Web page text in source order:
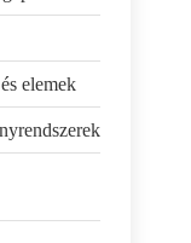
elemek